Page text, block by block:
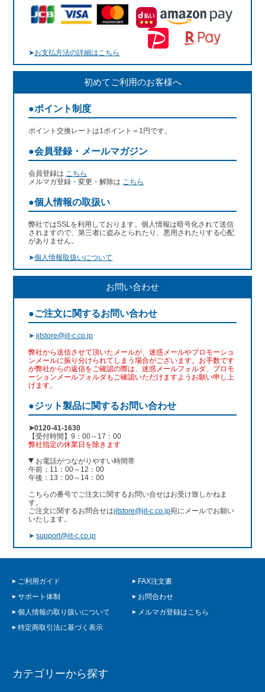
➤お支払方法の詳細はこちら
初めてご利用のお客様へ
●ポイント制度
ポイント交換レートは1ポイント＝1円です。
●会員登録・メールマガジン
会員登録は こちら
メルマガ登録・変更・解除は こちら
●個人情報の取扱い
弊社ではSSLを利用しております。個人情報は暗号化されて送信
されますので、第三者に盗みとられたり、悪用されたりする心配
がありません。
➤個人情報取扱いについて
お問い合わせ
●ご注文に関するお問い合わせ
➤jitstore@jit-c.co.jp
弊社から送信させて頂いたメールが、迷惑メールやプロモーショ
ンメールに振り分けられてしまう場合がございます。お手数です
が弊社からの返信をご確認の際は、迷惑メールフォルダ、プロモ
ーションメールフォルダもご確認いただけますようお願い申し上
げます。
●ジット製品に関するお問い合わせ
➤0120-41-1630
【受付時間】9：00～17：00
弊社指定の休業日を除きます
お電話がつながりやすい時間帯
午前：11：00～12：00
午後：13：00～14：00
こちらの番号でご注文に関するお問い合せはお受け致しかねま
す。
ご注文に関するお問合せはjitstore@jit-c.co.jp宛にメールでお願い
いたします。
➤support@jit-c.co.jp
ご利用ガイド
FAX注文書
サポート体制
お問合わせ
個人情報の取り扱いについて
メルマガ登録はこちら
特定商取引法に基づく表示
カテゴリーから探す